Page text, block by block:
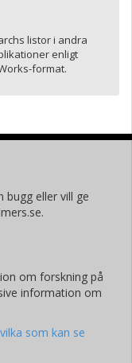
listor i andra
enligt
format.
bugg eller vill ge
om forskning på
information om
som kan se